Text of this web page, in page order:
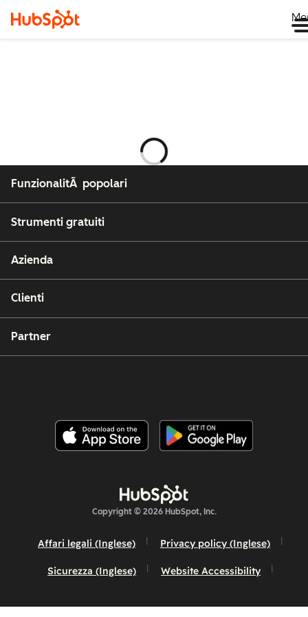
Caricamento
FunzionalitÃ popolari
Strumenti gratuiti
Azienda
Clienti
Partner
Copyright © 2026 HubSpot, Inc.
Affari legali (Inglese) Privacy policy (Inglese)
Sicurezza (Inglese) Website Accessibility